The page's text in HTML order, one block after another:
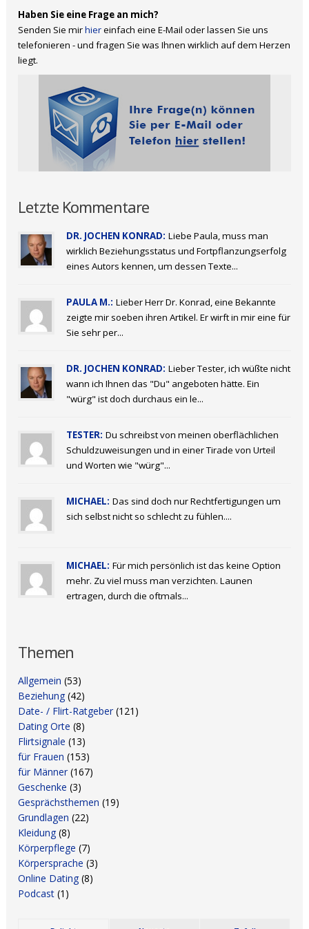
Haben Sie eine Frage an mich?
Senden Sie mirhiereinfach eine E-Mail oder lassen Sie uns
telefonieren - und fragen Sie was Ihnen wirklich auf dem Herzen
liegt.
Letzte Kommentare
DR. JOCHEN KONRAD: Liebe Paula, muss man
wirklich Beziehungsstatus und Fortpflanzungserfolg
eines Autors kennen, um dessen Texte...
PAULA M.: Lieber Herr Dr. Konrad, eine Bekannte
zeigte mir soeben ihren Artikel. Er wirft in mir eine für
Sie sehr per...
DR. JOCHEN KONRAD: Lieber Tester, ich wüßte nicht
wann ich Ihnen das "Du" angeboten hätte. Ein
"würg" ist doch durchaus ein le...
TESTER: Du schreibst von meinen oberflächlichen
Schuldzuweisungen und in einer Tirade von Urteil
und Worten wie "würg"...
MICHAEL: Das sind doch nur Rechtfertigungen um
sich selbst nicht so schlecht zu fühlen....
MICHAEL: Für mich persönlich ist das keine Option
mehr. Zu viel muss man verzichten. Launen
ertragen, durch die oftmals...
Themen
Allgemein (53)
Beziehung (42)
Date- / Flirt-Ratgeber (121)
Dating Orte (8)
Flirtsignale (13)
für Frauen (153)
für Männer (167)
Geschenke (3)
Gesprächsthemen (19)
Grundlagen (22)
Kleidung (8)
Körperpflege (7)
Körpersprache (3)
Online Dating (8)
Podcast (1)